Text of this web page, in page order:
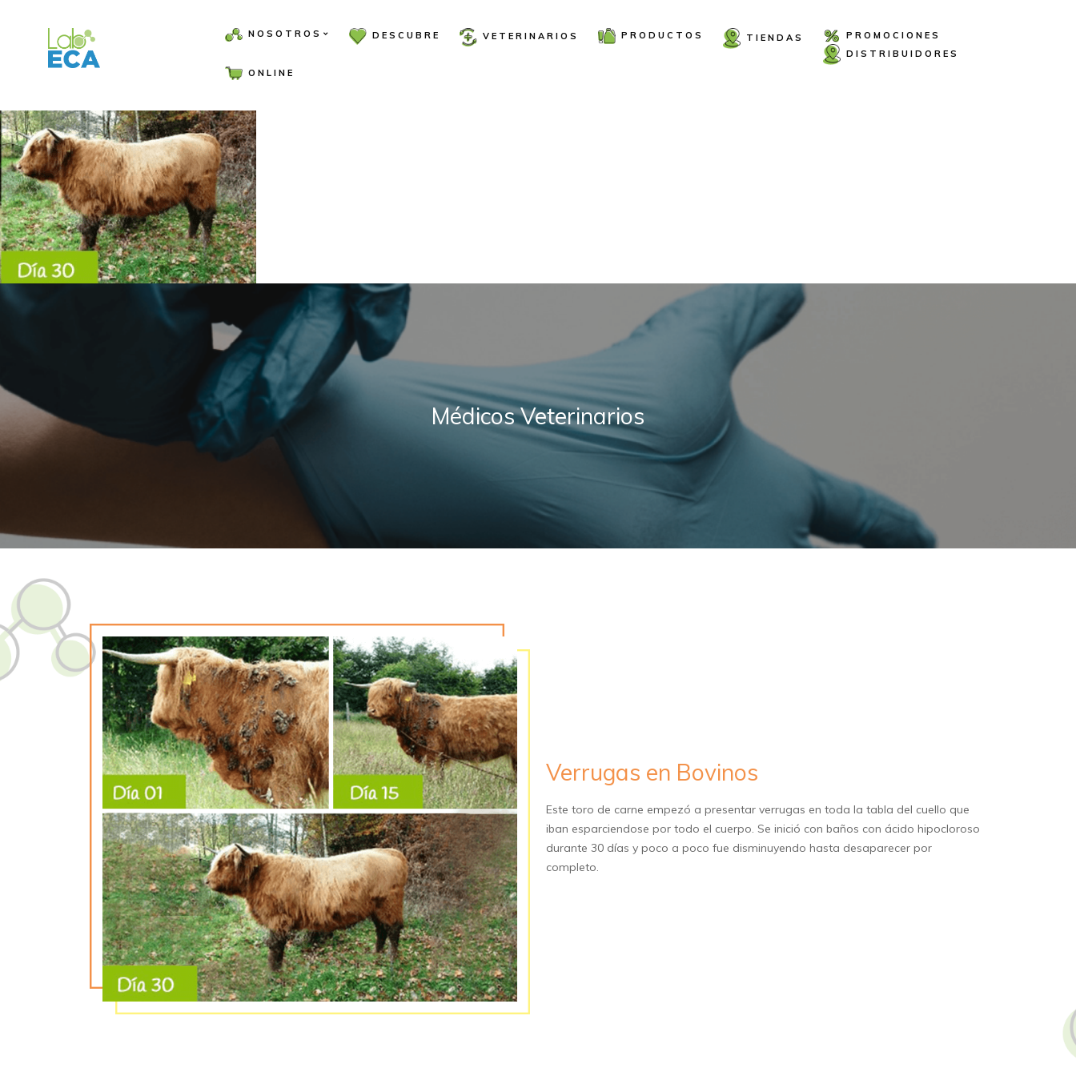
NOSOTROS DESCUBRE VETERINARIOS PRODUCTOS TIENDAS
PROMOCIONES
DISTRIBUIDORES
ONLINE
Médicos Veterinarios
Verrugas en Bovinos
Este toro de carne empezó a presentar verrugas en toda la tabla del cuello que
iban esparciendose por todo el cuerpo. Se inició con baños con ácido hipocloroso
durante 30 días y poco a poco fue disminuyendo hasta desaparecer por
completo.